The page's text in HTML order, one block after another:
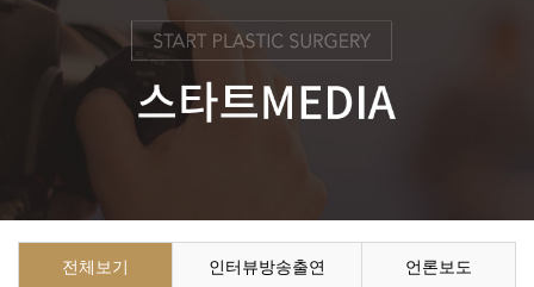
전체보기 인터뷰방송출연 언론보도